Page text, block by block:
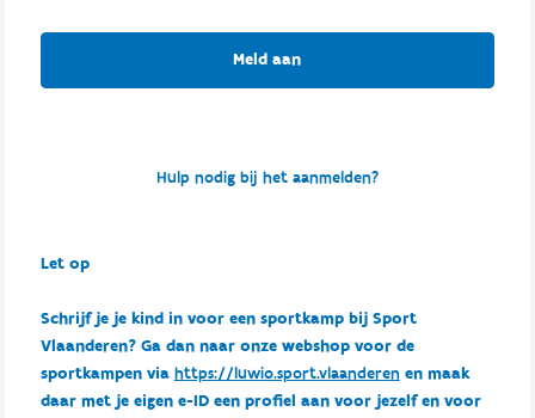
Meld aan
Hulp nodig bij het aanmelden?
Let op
Schrijf je je kind in voor een sportkamp bij Sport
Vlaanderen? Ga dan naar onze webshop voor de
sportkampen via https://luwio.sport.vlaanderenen maak
daar met je eigen e-ID een profiel aan voor jezelf en voor